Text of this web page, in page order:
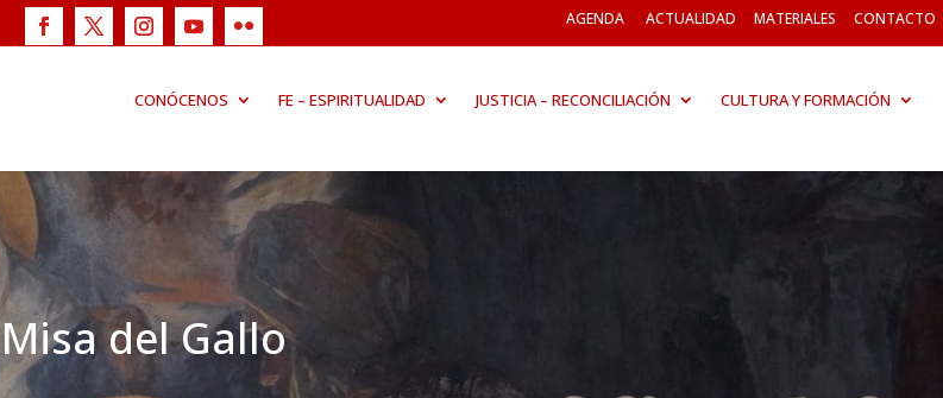
AGENDA ACTUALIDAD MATERIALES CONTACTO
CONÓCENOS FE – ESPIRITUALIDAD JUSTICIA – RECONCILIACIÓN CULTURA Y FORMACIÓN
Misa del Gallo